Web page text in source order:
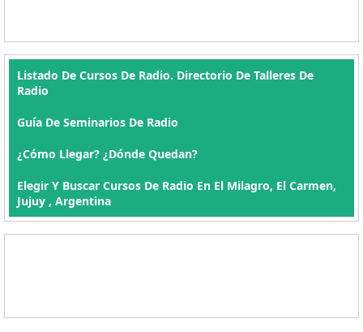
Listado De Cursos De Radio. Directorio De Talleres De
Radio
Guía De Seminarios De Radio
¿Cómo Llegar? ¿Dónde Quedan?
Elegir Y Buscar Cursos De Radio En El Milagro, El Carmen,
Jujuy , Argentina